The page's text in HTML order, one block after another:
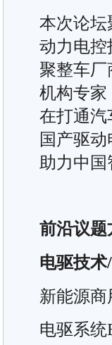
本次论坛
动力电控
聚整车
机构专家
在打通汽
国产驱
助力中
前沿议题
电驱技
新能源
电驱系统